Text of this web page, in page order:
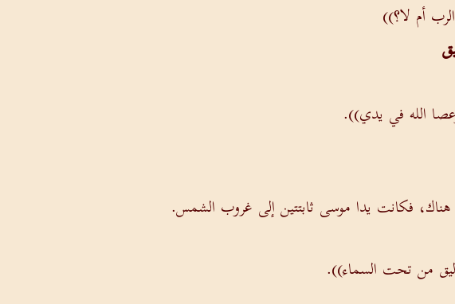
أم لا؟))
الله في يدي)).
فكانت يدا موسى ثابتتين إلى غروب الشمس.
من تحت السماء)).